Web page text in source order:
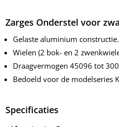
Zarges Onderstel voor
Gelaste aluminium constructie.
Wielen (2 bok- en 2
Draagvermogen 45096 tot
Bedoeld voor de modelseries
Specificaties